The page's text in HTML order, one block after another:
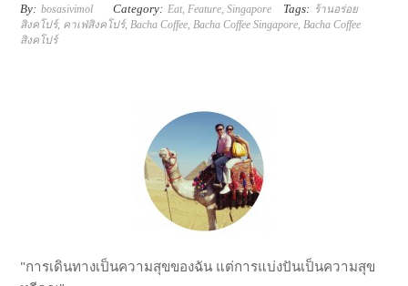
By: bosasivimol Category: Eat, Feature ,Singapore Tags: ร้านอร่อย
สิงคโปร์, คาเฟ่สิงคโปร์, Bacha Coffee Bacha Coffee Singapore Bacha Coffee
สิงคโปร์
"การเดินทางเป็นความสุขของฉัน แต่การแบ่งปันเป็นความสุข